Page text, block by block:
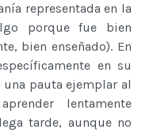
representada en la
porque fue bien
bien enseñado). En
en su
pauta ejemplar al
lentamente
tarde, aunque no